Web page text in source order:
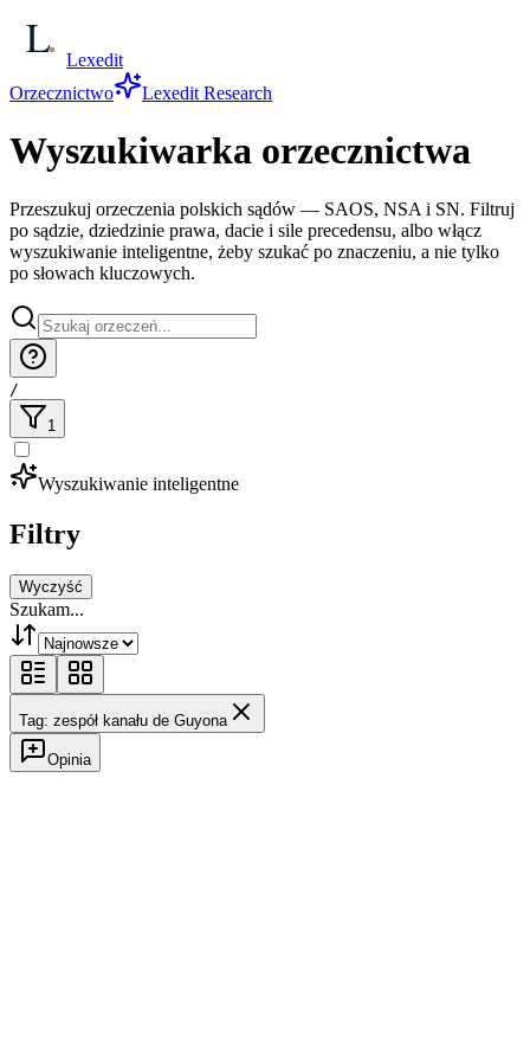
Lexedit
Orzecznictwo
Lexedit Research
Wyszukiwarka orzecznictwa
Przeszukuj orzeczenia polskich sądów — SAOS, NSA i SN. Filtruj
po sądzie, dziedzinie prawa, dacie i sile precedensu, albo włącz
wyszukiwanie inteligentne, żeby szukać po znaczeniu, a nie tylko
po słowach kluczowych.
/
1
Wyszukiwanie inteligentne
Filtry
Wyczyść
Szukam...
Tag: zespół kanału de Guyona
Opinia